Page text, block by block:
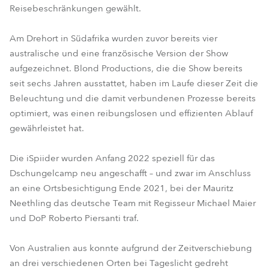
Reisebeschränkungen gewählt.
Am Drehort in Südafrika wurden zuvor bereits vier
australische und eine französische Version der Show
aufgezeichnet. Blond Productions, die die Show bereits
seit sechs Jahren ausstattet, haben im Laufe dieser Zeit die
Beleuchtung und die damit verbundenen Prozesse bereits
optimiert, was einen reibungslosen und effizienten Ablauf
gewährleistet hat.
Die iSpiider wurden Anfang 2022 speziell für das
Dschungelcamp neu angeschafft – und zwar im Anschluss
an eine Ortsbesichtigung Ende 2021, bei der Mauritz
Neethling das deutsche Team mit Regisseur Michael Maier
und DoP Roberto Piersanti traf.
Von Australien aus konnte aufgrund der Zeitverschiebung
an drei verschiedenen Orten bei Tageslicht gedreht